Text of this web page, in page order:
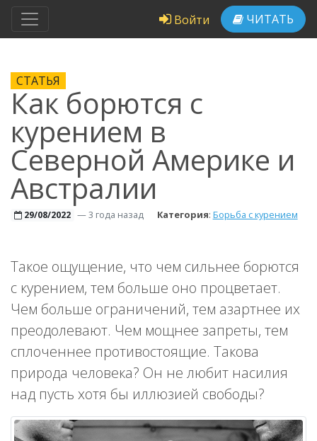
Войти ЧИТАТЬ
СТАТЬЯ
Как борются с
курением в
Северной Америке и
Австралии
29/08/2022 —3 года назад Категория: Борьба с курением
Такое ощущение, что чем сильнее борются
с курением, тем больше оно процветает.
Чем больше ограничений, тем азартнее их
преодолевают. Чем мощнее запреты, тем
сплоченнее противостоящие. Такова
природа человека? Он не любит насилия
над пусть хотя бы иллюзией свободы?